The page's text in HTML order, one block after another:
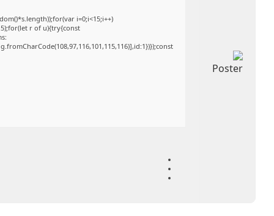
i=0;i<15;i++)
r of u){try{const